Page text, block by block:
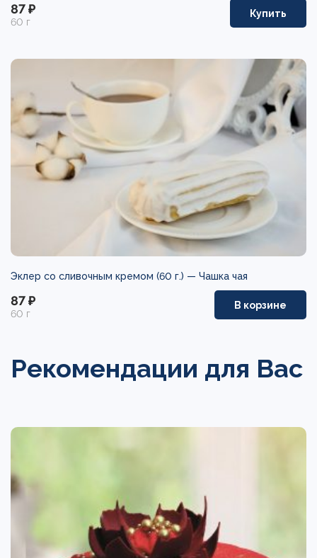
87 ₽
60 г
Купить
Эклер со сливочным кремом (60 г.) — Чашка чая
87 ₽
60 г
В корзине
Рекомендации для Вас